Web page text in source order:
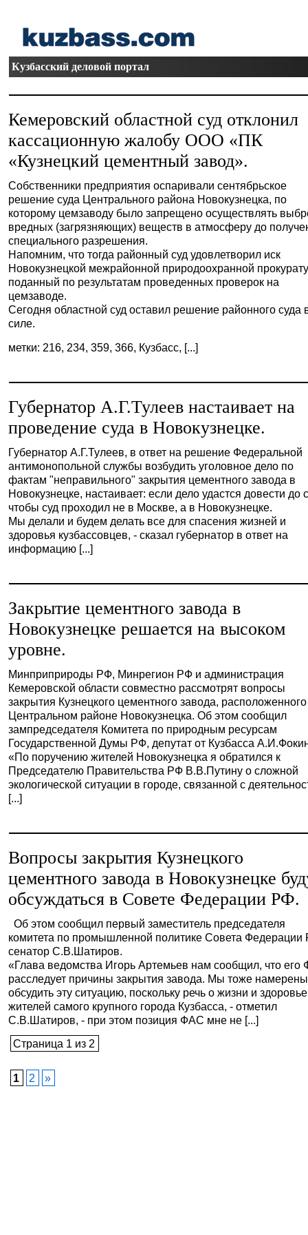
Кузбасский деловой портал
Кемеровский областной суд отклонил
кассационную жалобу ООО «ПК
«Кузнецкий цементный завод».
Собственники предприятия оспаривали сентябрьское
решение суда Центрального района Новокузнецка, по
которому цемзаводу было запрещено осуществлять
вредных (загрязняющих) веществ в атмосферу до
специального разрешения.
Напомним, что тогда районный суд удовлетворил иск
Новокузнецкой межрайонной природоохранной
поданный по результатам проведенных проверок на
цемзаводе.
Сегодня областной суд оставил решение районного суда
силе.
метки: 216, 234, 359, 366, Кузбасс, [...]
Губернатор А.Г.Тулеев настаивает на
проведение суда в Новокузнецке.
Губернатор А.Г.Тулеев, в ответ на решение Федеральной
антимонопольной службы возбудить уголовное дело по
фактам "неправильного" закрытия цементного завода в
Новокузнецке, настаивает: если дело удастся довести до
чтобы суд проходил не в Москве, а в Новокузнецке.
Мы делали и будем делать все для спасения жизней и
здоровья кузбассовцев, - сказал губернатор в ответ на
информацию [...]
Закрытие цементного завода в
Новокузнецке решается на высоком
уровне.
Минприприроды РФ, Минрегион РФ и администрация
Кемеровской области совместно рассмотрят вопросы
закрытия Кузнецкого цементного завода,
Центральном районе Новокузнецка. Об этом сообщил
зампредседателя Комитета по природным ресурсам
Государственной Думы РФ, депутат от Кузбасса
«По поручению жителей Новокузнецка я обратился к
Председателю Правительства РФ В.В.Путину о сложной
экологической ситуации в городе, связанной с
[...]
Вопросы закрытия Кузнецкого
цементного завода в Новокузнецке
обсуждаться в Совете Федерации РФ.
Об этом сообщил первый заместитель председателя
комитета по промышленной политике Совета Федерации
сенатор С.В.Шатиров.
«Глава ведомства Игорь Артемьев нам сообщил, что
расследует причины закрытия завода. Мы тоже намерены
обсудить эту ситуацию, поскольку речь о жизни и здоровье
жителей самого крупного города Кузбасса, - отметил
С.В.Шатиров, - при этом позиция ФАС мне не [...]
Страница 1 из 2
1 2 »